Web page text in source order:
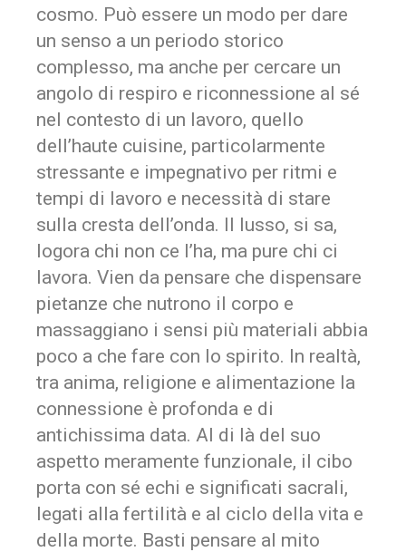
cosmo. Può essere un modo per dare
un senso a un periodo storico
complesso, ma anche per cercare un
angolo di respiro e riconnessione al sé
nel contesto di un lavoro, quello
dell’haute cuisine, particolarmente
stressante e impegnativo per ritmi e
tempi di lavoro e necessità di stare
sulla cresta dell’onda. Il lusso, si sa,
logora chi non ce l’ha, ma pure chi ci
lavora. Vien da pensare che dispensare
pietanze che nutrono il corpo e
massaggiano i sensi più materiali abbia
poco a che fare con lo spirito. In realtà,
tra anima, religione e alimentazione la
connessione è profonda e di
antichissima data. Al di là del suo
aspetto meramente funzionale, il cibo
porta con sé echi e significati sacrali,
legati alla fertilità e al ciclo della vita e
della morte. Basti pensare al mito